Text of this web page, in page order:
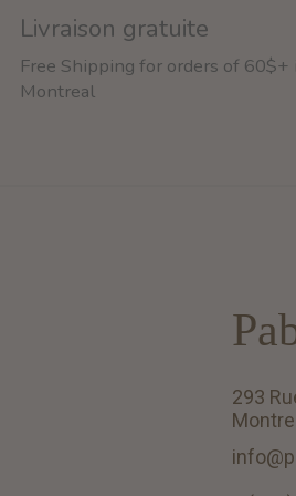
Livraison gratuite
Free Shipping for orders of 60$+
Montreal
293